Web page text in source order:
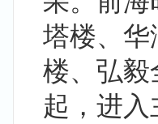
塔楼、华
楼、弘毅
起，进